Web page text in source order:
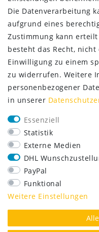
SERVICE
Lieferung nur 2,95 €
Rücksendung
14 Tage Rückgaberecht
Kurze Lieferzeit
FOLGE UNS
Die Datenverarbeitung
aufgrund eines
Zustimmung kann
besteht das Recht,
Einwilligung zu einem
zu widerrufen. Weitere
personenbezogener
in unserer
Essenziell
Statistik
Externe Medien
DHL
PayPal
Funktional
Weitere Einstellungen